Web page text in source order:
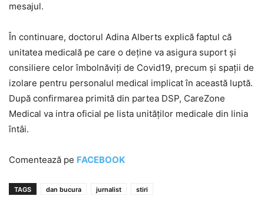
mesajul.
În continuare, doctorul Adina Alberts explică faptul că
unitatea medicală pe care o deține va asigura suport și
consiliere celor îmbolnăviți de Covid19, precum și spații de
izolare pentru personalul medical implicat în această luptă.
După confirmarea primită din partea DSP, CareZone
Medical va intra oficial pe lista unităților medicale din linia
întâi.
Comentează pe FACEBOOK
TAGS dan bucura jurnalist stiri